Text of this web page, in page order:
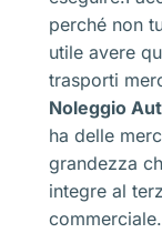
perché non
utile avere
trasporti
Noleggio
ha delle
grandezza
integre al